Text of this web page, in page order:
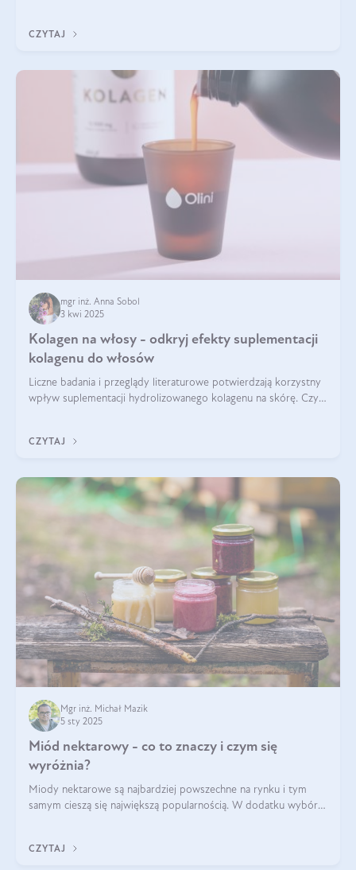
CZYTAJ
mgr inż. Anna Sobol
3 kwi 2025
Kolagen na włosy - odkryj efekty suplementacji
kolagenu do włosów
Liczne badania i przeglądy literaturowe potwierdzają korzystny
wpływ suplementacji hydrolizowanego kolagenu na skórę. Czy
CZYTAJ
Mgr inż. Michał Mazik
5 sty 2025
Miód nektarowy - co to znaczy i czym się
wyróżnia?
Miody nektarowe są najbardziej powszechne na rynku i tym
samym cieszą się największą popularnością. W dodatku wybór
CZYTAJ